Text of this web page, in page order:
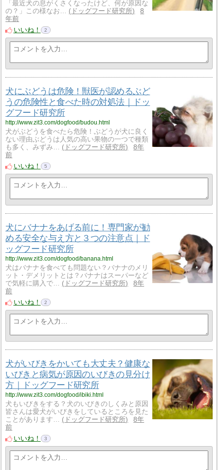
「最近犬の息がくさくなったけど、何が原因な
の？」この様なお…
ドッグフード研究所
8
年前
いいね！
2
犬にぶどうは危険！獣医が認めるぶど
うの危険性と食べた時の対処法｜ドッ
グフード研究所
http://www.zit3.com/dogfood/budou.html
犬がぶどうを食べたら危険！ぶどうが犬に良く
ない理由ぶどうは人気の高い果物の一つで種類
も多く、みずみ…
ドッグフード研究所
8年
前
いいね！
5
犬にバナナをあげる前に！専門家が勧
める安全な与え方と３つの注意点｜ド
ッグフード研究所
http://www.zit3.com/dogfood/banana.html
犬はバナナを食べても問題ない？バナナのメリ
ット・デメリットとは？バナナはスーパーなど
で気軽に購入で…
ドッグフード研究所
8年
前
いいね！
2
犬がいびきをかいても大丈夫？健康な
いびきと病気が原因のいびきの見分け
方｜ドッグフード研究所
http://www.zit3.com/dogfood/ibiki.html
犬もいびきをする？犬のいびきのしくみと原因
皆さんは愛犬がいびきをしているところを見た
ことがあります…
ドッグフード研究所
8年
前
いいね！
3